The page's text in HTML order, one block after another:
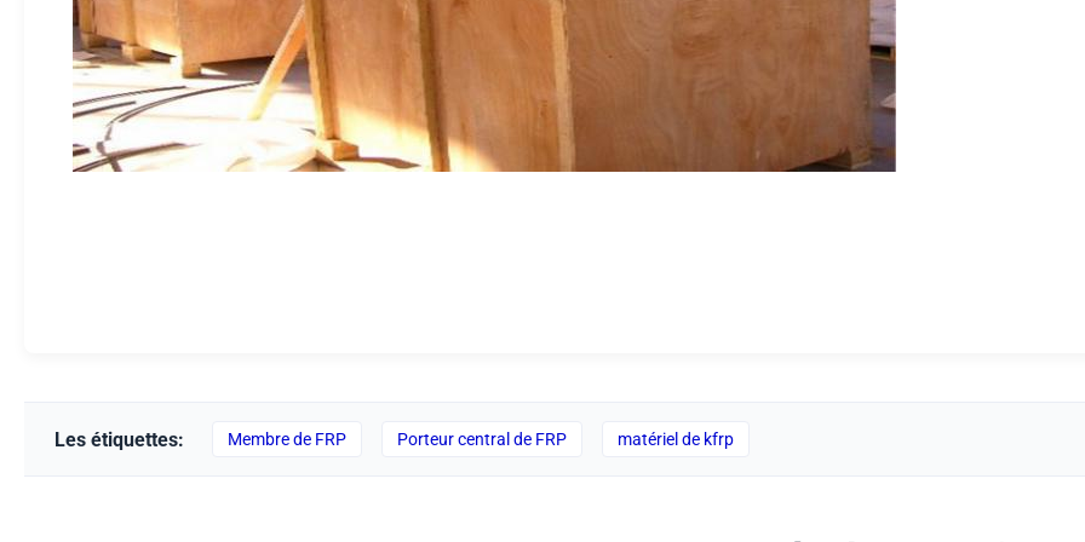
Les étiquettes: Membre de FRP Porteur central de FRP matériel de kfrp